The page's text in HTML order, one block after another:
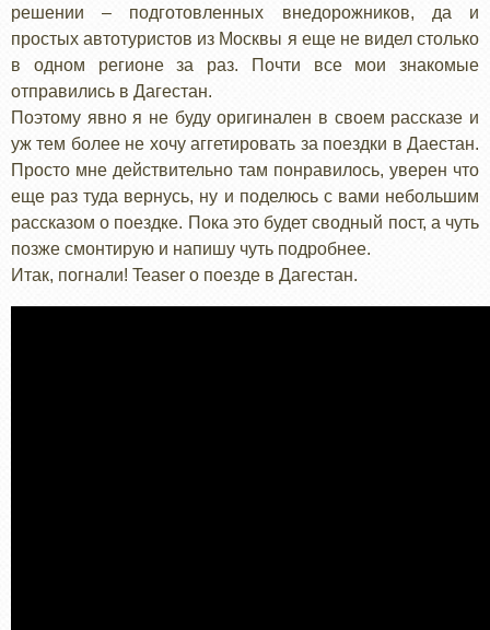
решении – подготовленных внедорожников, да и
простых автотуристов из Москвы я еще не видел столько
в одном регионе за раз. Почти все мои знакомые
отправились в Дагестан.
Поэтому явно я не буду оригинален в своем рассказе и
уж тем более не хочу аггетировать за поездки в Даестан.
Просто мне действительно там понравилось, уверен что
еще раз туда вернусь, ну и поделюсь с вами небольшим
рассказом о поездке. Пока это будет сводный пост, а чуть
позже смонтирую и напишу чуть подробнее.
Итак, погнали! Teaser о поезде в Дагестан.